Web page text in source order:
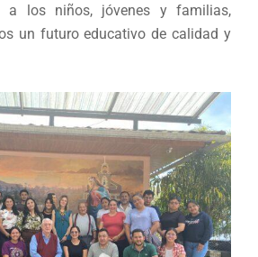
a los niños, jóvenes y familias,
un futuro educativo de calidad y